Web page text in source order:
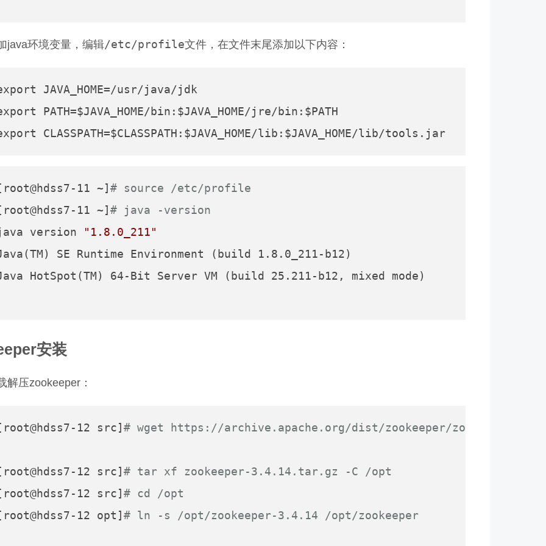
java环境变量，编辑/etc/profile文件，在文件末尾添加以下内容：
JAVA_HOME=/usr/java/jdk
PATH=$JAVA_HOME/bin:$JAVA_HOME/jre/bin:$PATH
11 ~] # source /etc/profile
11 ~] # java -version
version
"1.8.0_211"
SE Runtime Environment (build 1.8.0_211-b12)
HotSpot(TM) 64-Bit Server VM (build 25.211-b12, mixed mode)
安装
解压zookeeper：
12 src] # wget https://archive.apache.org/dist/zookeeper/zookeeper-
12 src] # tar xf zookeeper-3.4.14.tar.gz -C /opt
12 src] # cd /opt
12 opt] # ln -s /opt/zookeeper-3.4.14 /opt/zookeeper